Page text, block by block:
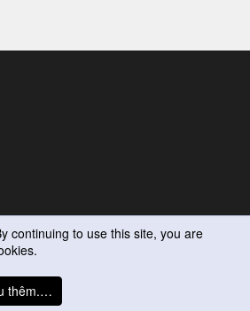
continuing to use this site, you are
thêm.…